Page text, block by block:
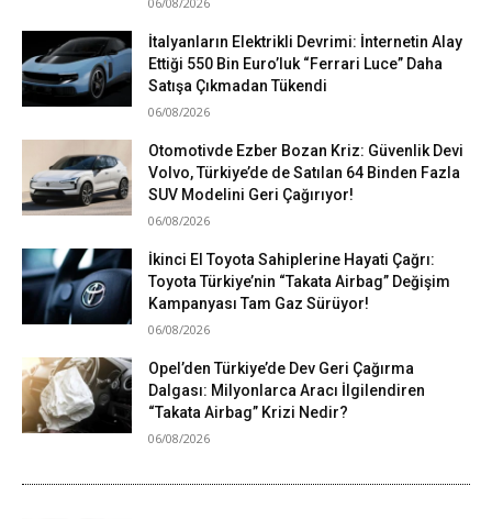
İtalyanların Elektrikli Devrimi: İnternetin Alay
Ettiği 550 Bin Euro’luk “Ferrari Luce” Daha
Satışa Çıkmadan Tükendi
06/08/2026
Otomotivde Ezber Bozan Kriz: Güvenlik Devi
Volvo, Türkiye’de de Satılan 64 Binden Fazla
SUV Modelini Geri Çağırıyor!
06/08/2026
İkinci El Toyota Sahiplerine Hayati Çağrı:
Toyota Türkiye’nin “Takata Airbag” Değişim
Kampanyası Tam Gaz Sürüyor!
06/08/2026
Opel’den Türkiye’de Dev Geri Çağırma
Dalgası: Milyonlarca Aracı İlgilendiren
“Takata Airbag” Krizi Nedir?
06/08/2026